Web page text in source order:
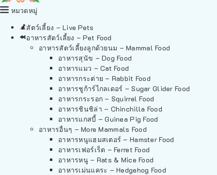
หมวดหมู่
สัตว์เลี้ยง – Live Pets
อาหารสัตว์เลี้ยง – Pet Food
อาหารสัตว์เลี้ยงลูกด้วยนม – Mammal Food
อาหารสุนัข – Dog Food
อาหารแมว – Cat Food
อาหารกระต่าย – Rabbit Food
อาหารชูก้าร์ไกลเดอร์ – Sugar Glider Food
อาหารกระรอก – Squirrel Food
อาหารชินชิล่า – Chinchilla Food
อาหารแกสบี้ – Guinea Pig Food
อาหารอื่นๆ – More Mammals Food
อาหารหนูแฮมสเตอร์ – Hamster Food
อาหารเฟอร์เร็ต – Ferret Food
อาหารหนู – Rats & Mice Food
อาหารเม่นแคระ – Hedgehog Food